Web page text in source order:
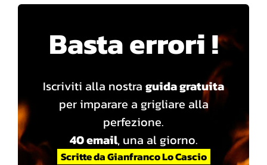
Basta errori !
Iscriviti alla nostra guida gratuita
per imparare a grigliare alla
perfezione.
40 email, una al giorno.
Scritte da Gianfranco Lo Cascio